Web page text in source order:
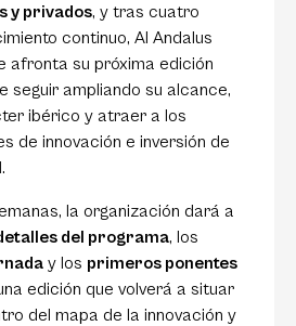
y privados, y tras cuatro
continuo, Al Andalus
afronta su próxima edición
seguir ampliando su alcance,
ibérico y atraer a los
de innovación e inversión de
la organización dará a
del programa, los
y los primeros ponentes
edición que volverá a situar
del mapa de la innovación y